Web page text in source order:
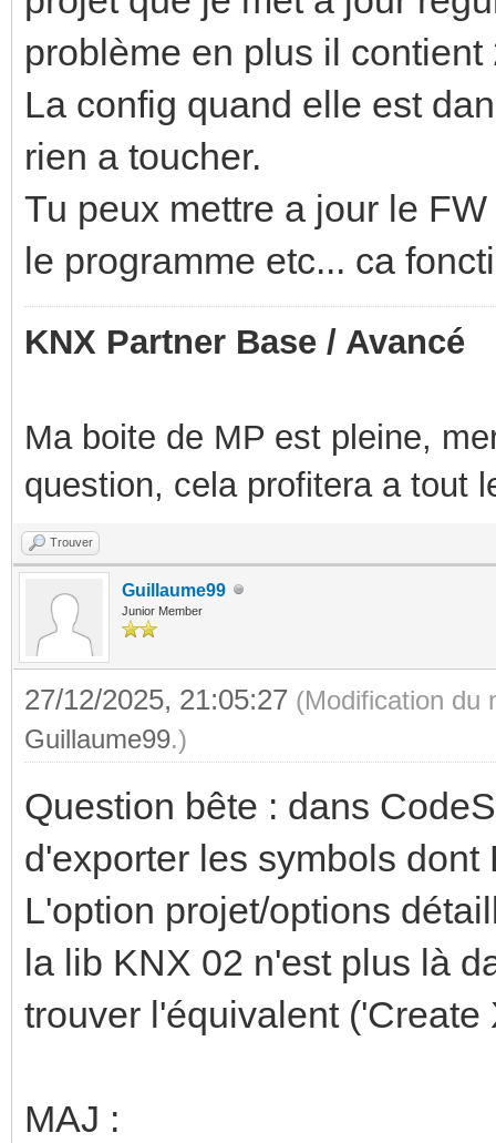
problème en plus il
La config quand elle est
rien a toucher.
Tu peux mettre a jour le
le programme etc... ca
KNX Partner Base / Avancé
Ma boite de MP est pleine,
question, cela profitera a tout
Trouver
Guillaume99
Junior Member
27/12/2025, 21:05:27 (Modification du
Guillaume99.)
Question bête : dans
d'exporter les symbols dont
L'option projet/options
la lib KNX 02 n'est plus là
trouver l'équivalent ('Create
MAJ :